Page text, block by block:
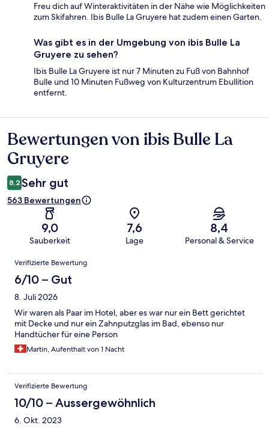
Freu dich auf Winteraktivitäten in der Nähe wie Möglichkeiten
zum Skifahren. Ibis Bulle La Gruyere hat zudem einen Garten.
Was gibt es in der Umgebung von ibis Bulle La
Gruyere zu sehen?
Ibis Bulle La Gruyere ist nur 7 Minuten zu Fuß von Bahnhof
Bulle und 10 Minuten Fußweg von Kulturzentrum Ebullition
entfernt.
Bewertungen
Bewertungen von ibis Bulle La
Gruyere
8,2 Sehr gut
563 Bewertungen
9,0
Sauberkeit
7,6
Lage
8,4
Personal & Service
Bewertungen
Verifizierte Bewertung
6/10 – Gut
8. Juli 2026
Wir waren als Paar im Hotel, aber es war nur ein Bett gerichtet
mit Decke und nur ein Zahnputzglas im Bad, ebenso nur
Handtücher für eine Person
Martin, Aufenthalt von 1 Nacht
Verifizierte Bewertung
10/10 – Aussergewöhnlich
6. Okt. 2023